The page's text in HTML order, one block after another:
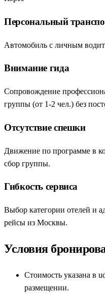
идеальном балансе между
именно такую
максимально удобный
и исследовать страну в
путевки — абсолютная
ориентируется
скорость прогулок и
родственниками или в
оптимальный темп. Вам не
большую группу: вы
аутентичном корейском
портовый Пусан
Персональный
Автомобиль с личным
Внимание гида
Сопровождение
группы (от 1-2 чел.) без
Отсутствие спешки
Движение по программе в
сбор группы.
Гибкость сервиса
Выбор категории отелей и
рейсы из Москвы.
Условия
Стоимость указана в
размещении.